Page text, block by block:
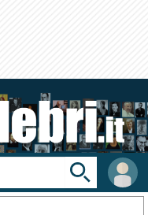
User
area
Toggle
search
bar